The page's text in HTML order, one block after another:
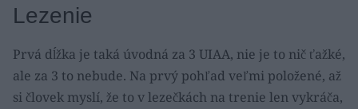
Lezenie
Prvá dĺžka je taká úvodná za 3 UIAA, nie je to nič ťažké,
ale za 3 to nebude. Na prvý pohľad veľmi položené, až
si človek myslí, že to v lezečkách na trenie len vykráča,